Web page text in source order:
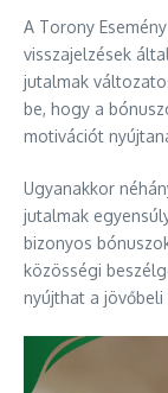
A Torony
visszajelzések
jutalmak
be, hogy a
motivációt
Ugyanakkor
jutalmak
bizonyos
közösségi
nyújthat a